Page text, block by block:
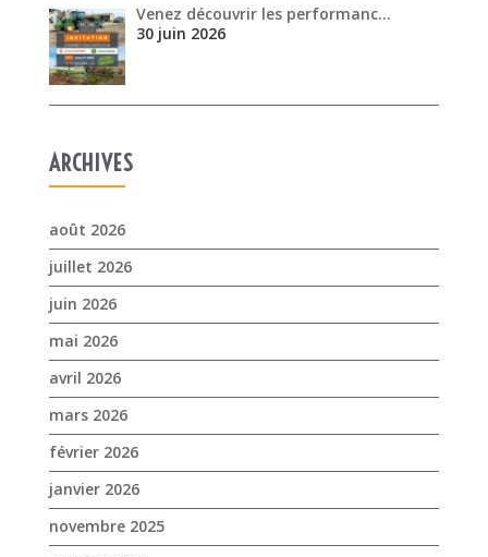
août 2026
juillet 2026
mai 2026
mars 2026
février 2026
janvier 2026
novembre 2025
octobre 2025
septembre 2025
juillet 2025
avril 2025
mars 2025